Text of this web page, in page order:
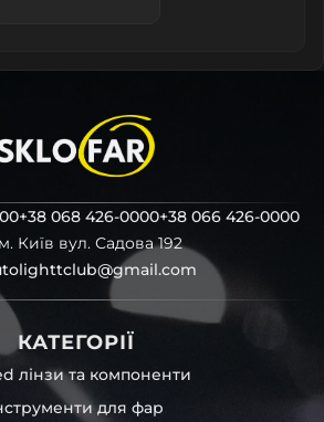
+38 068 426-0000+38 066 426-0000
м. Київ вул. Садова 192
КАТЕГОРІЇ
лінзи та компоненти
для фар